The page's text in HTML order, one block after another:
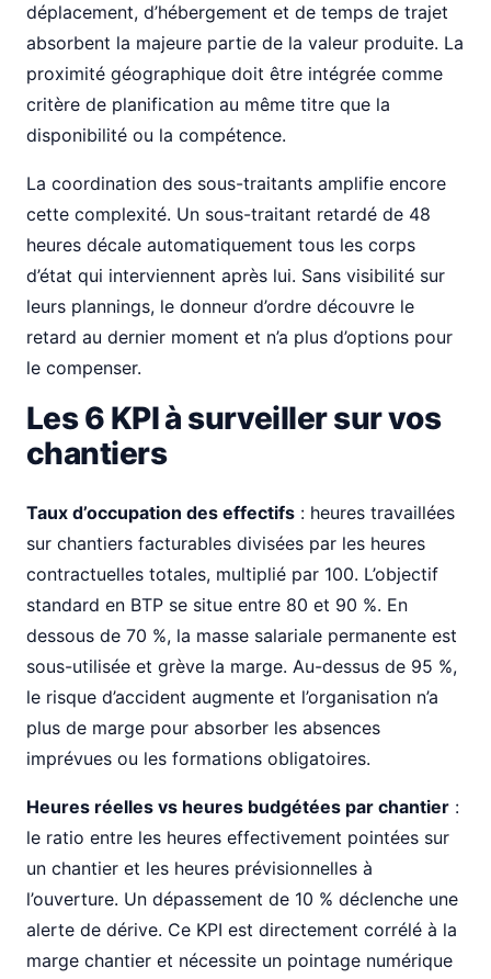
déplacement, d’hébergement et de temps de trajet
absorbent la majeure partie de la valeur produite. La
proximité géographique doit être intégrée comme
critère de planification au même titre que la
disponibilité ou la compétence.
La coordination des sous-traitants amplifie encore
cette complexité. Un sous-traitant retardé de 48
heures décale automatiquement tous les corps
d’état qui interviennent après lui. Sans visibilité sur
leurs plannings, le donneur d’ordre découvre le
retard au dernier moment et n’a plus d’options pour
le compenser.
Les 6 KPI à surveiller sur vos
chantiers
Taux d’occupation des effectifs : heures travaillées
sur chantiers facturables divisées par les heures
contractuelles totales, multiplié par 100. L’objectif
standard en BTP se situe entre 80 et 90 %. En
dessous de 70 %, la masse salariale permanente est
sous-utilisée et grève la marge. Au-dessus de 95 %,
le risque d’accident augmente et l’organisation n’a
plus de marge pour absorber les absences
imprévues ou les formations obligatoires.
Heures réelles vs heures budgétées par chantier :
le ratio entre les heures effectivement pointées sur
un chantier et les heures prévisionnelles à
l’ouverture. Un dépassement de 10 % déclenche une
alerte de dérive. Ce KPI est directement corrélé à la
marge chantier et nécessite un pointage numérique